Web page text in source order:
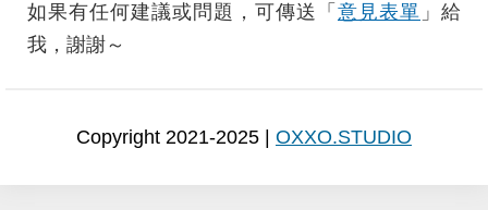
如果有任何建議或問題，可傳送「 意見表單 」給
我，謝謝～
Copyright 2021-2025 | OXXO.STUDIO